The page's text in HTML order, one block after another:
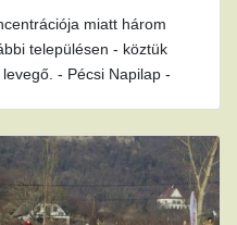
miatt három
településen - köztük
- Pécsi Napilap -